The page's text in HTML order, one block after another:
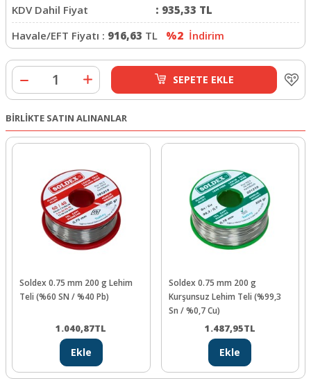
KDV Dahil Fiyat
: 935,33 TL
Havale/EFT Fiyatı : 916,63 TL %2 İndirim
SEPETE EKLE
BİRLİKTE SATIN ALINANLAR
Soldex 0.75 mm 200 g Lehim
Teli (%60 SN / %40 Pb)
1.040,87TL
Ekle
Soldex 0.75 mm 200 g
Kurşunsuz Lehim Teli (%99,3
Sn / %0,7 Cu)
1.487,95TL
Ekle